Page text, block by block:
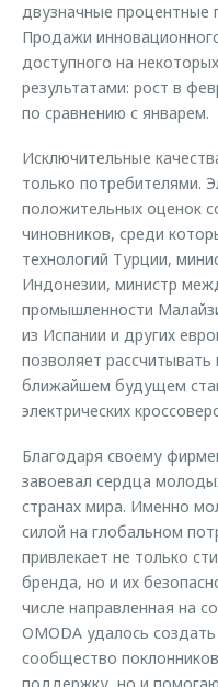
двузначные процентные
Продажи
доступного на
результатами: рост в
по сравнению с январем.
Исключительные
только потребителями.
положительных оценок
чиновников, среди
технологий Турции,
Индонезии, министр
промышленности
из Испании и других
позволяет
ближайшем будущем
электрических
Благодаря своему
завоевал сердца
странах мира. Именно
силой на глобальном
привлекает не только
бренда, но и их
числе направленная на
OMODA удалось
сообщество